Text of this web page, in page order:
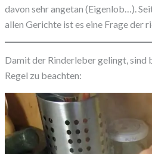
davon sehr angetan (Eigenlob…).
allen Gerichte ist es eine Frage der
Damit der Rinderleber gelingt, sind
Regel zu beachten: